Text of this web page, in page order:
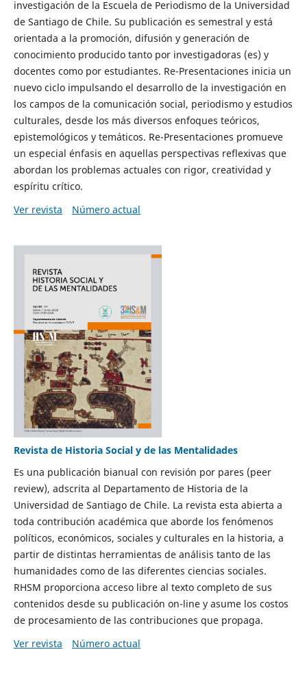
investigación de la Escuela de Periodismo de la Universidad
de Santiago de Chile. Su publicación es semestral y está
orientada a la promoción, difusión y generación de
conocimiento producido tanto por investigadoras (es) y
docentes como por estudiantes. Re-Presentaciones inicia un
nuevo ciclo impulsando el desarrollo de la investigación en
los campos de la comunicación social, periodismo y estudios
culturales, desde los más diversos enfoques teóricos,
epistemológicos y temáticos. Re-Presentaciones promueve
un especial énfasis en aquellas perspectivas reflexivas que
abordan los problemas actuales con rigor, creatividad y
espíritu crítico.
Ver revista
Número actual
Revista de Historia Social y de las Mentalidades
Es una publicación bianual con revisión por pares (peer
review), adscrita al Departamento de Historia de la
Universidad de Santiago de Chile. La revista esta abierta a
toda contribución académica que aborde los fenómenos
políticos, económicos, sociales y culturales en la historia, a
partir de distintas herramientas de análisis tanto de las
humanidades como de las diferentes ciencias sociales.
RHSM proporciona acceso libre al texto completo de sus
contenidos desde su publicación on-line y asume los costos
de procesamiento de las contribuciones que propaga.
Ver revista
Número actual